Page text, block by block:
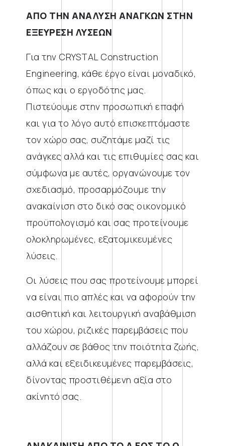
ΑΠΟ ΤΗΝ ΑΝΑΛΥΣΗ ΑΝΑΓΚΩΝ ΣΤΗΝ
ΕΞΕΥΡΕΣΗ ΛΥΣΕΩΝ
Για την CRYSTAL Construction
Engineering, κάθε έργο είναι μοναδικό,
όπως και ο εργοδότης μας.
Πιστεύουμε στην προσωπική επαφή
και για το λόγο αυτό επισκεπτόμαστε
τον χώρο σας, συζητάμε μαζί τις
ανάγκες αλλά και τις επιθυμίες σας και
σύμφωνα με αυτές, οργανώνουμε τον
σχεδιασμό, προσαρμόζουμε την
ανακαίνιση στο δικό σας οικονομικό
προϋπολογισμό και σας προτείνουμε
ολοκληρωμένες, εξατομικευμένες
λύσεις.
Οι λύσεις που σας προτείνουμε μπορεί
να είναι πιο απλές και να αφορούν την
αισθητική και λειτουργική αναβάθμιση
του χώρου, ριζικές παρεμβάσεις που
αλλάζουν σε βάθος την ποιότητα ζωής,
αλλά και εξειδικευμένες παρεμβάσεις,
δίνοντας προστιθέμενη αξία στο
ακίνητό σας.